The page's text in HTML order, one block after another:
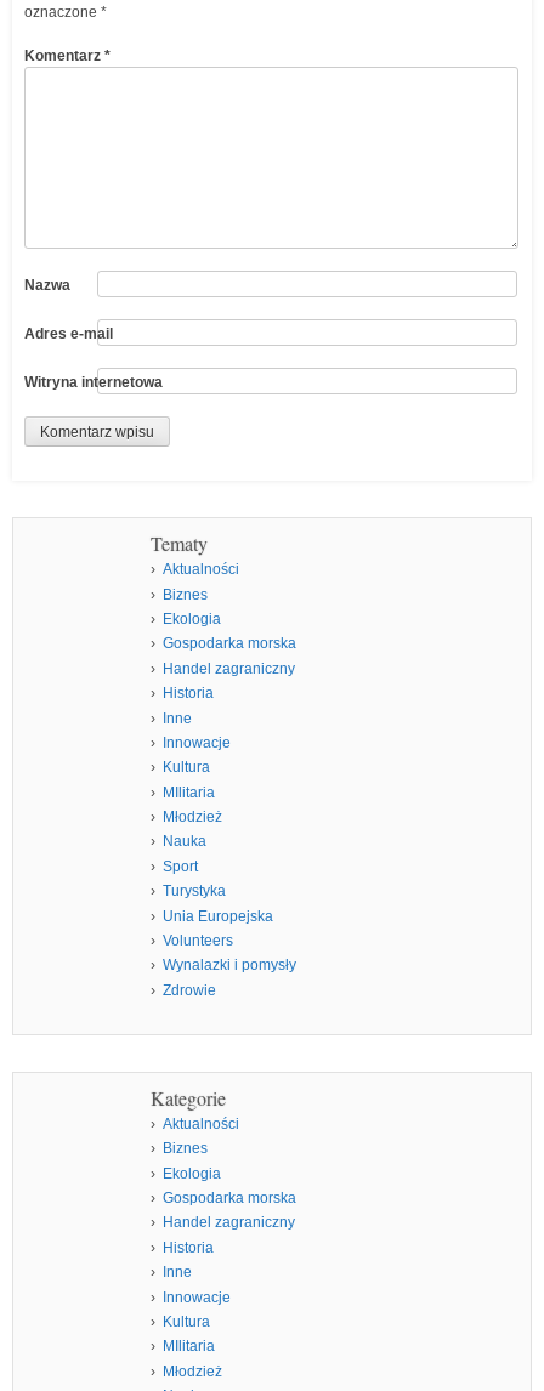
oznaczone *
Komentarz *
Nazwa
Adres e-mail
Witryna internetowa
Tematy
Aktualności
Biznes
Ekologia
Gospodarka morska
Handel zagraniczny
Historia
Inne
Innowacje
Kultura
MIlitaria
Młodzież
Nauka
Sport
Turystyka
Unia Europejska
Volunteers
Wynalazki i pomysły
Zdrowie
Kategorie
Aktualności
Biznes
Ekologia
Gospodarka morska
Handel zagraniczny
Historia
Inne
Innowacje
Kultura
MIlitaria
Młodzież